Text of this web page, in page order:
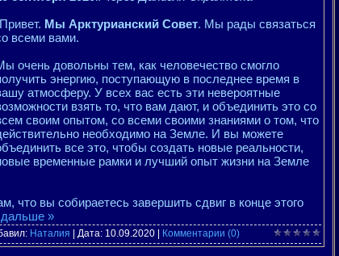
Мы Арктурианский Совет. Мы рады связаться
всеми вами.
очень довольны тем, как человечество смогло
энергию, поступающую в последнее время в
атмосферу. У всех вас есть эти невероятные
взять то, что вам дают, и объединить это со
своим опытом, со всеми своими знаниями о том, что
необходимо на Земле. И вы можете
все это, чтобы создать новые реальности,
временные рамки и лучший опыт жизни на Земле
вы собираетесь завершить сдвиг в конце этого
дальше »
Наталия | Дата: 10.09.2020 Комментарии (0)